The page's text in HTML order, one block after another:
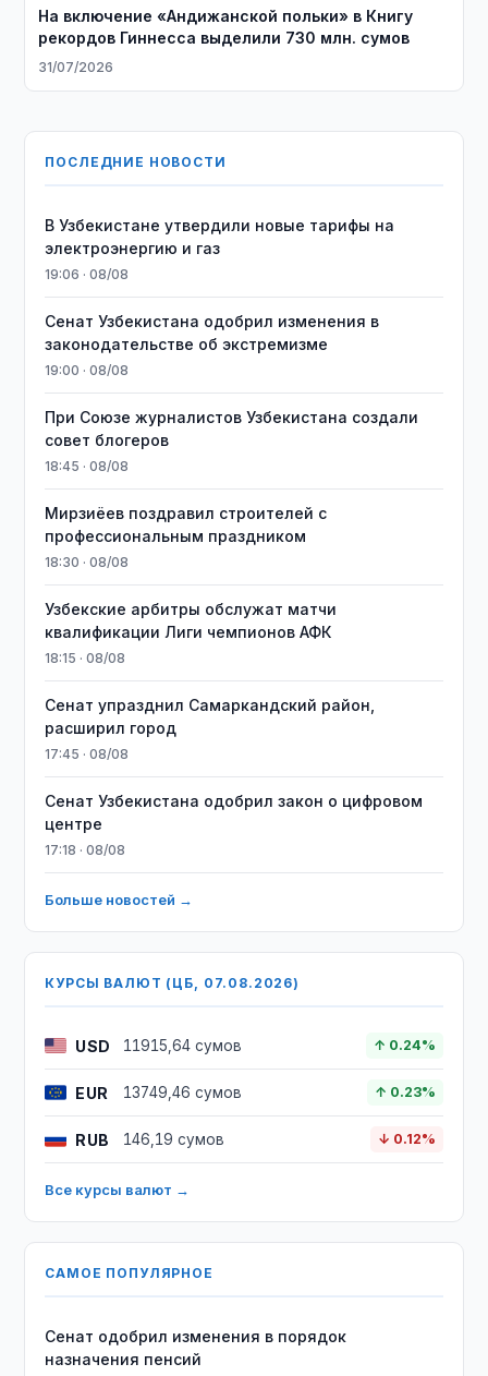
На включение «Андижанской польки» в Книгу
рекордов Гиннесса выделили 730 млн. сумов
31/07/2026
ПОСЛЕДНИЕ НОВОСТИ
В Узбекистане утвердили новые тарифы на
электроэнергию и газ
19:06 · 08/08
Сенат Узбекистана одобрил изменения в
законодательстве об экстремизме
19:00 · 08/08
При Союзе журналистов Узбекистана создали
совет блогеров
18:45 · 08/08
Мирзиёев поздравил строителей с
профессиональным праздником
18:30 · 08/08
Узбекские арбитры обслужат матчи
квалификации Лиги чемпионов АФК
18:15 · 08/08
Сенат упразднил Самаркандский район,
расширил город
17:45 · 08/08
Сенат Узбекистана одобрил закон о цифровом
центре
17:18 · 08/08
Больше новостей →
КУРСЫ ВАЛЮТ (ЦБ, 07.08.2026)
USD 11915,64 сумов ↑ 0.24%
EUR 13749,46 сумов ↑ 0.23%
RUB 146,19 сумов ↓ 0.12%
Все курсы валют →
САМОЕ ПОПУЛЯРНОЕ
Сенат одобрил изменения в порядок
назначения пенсий